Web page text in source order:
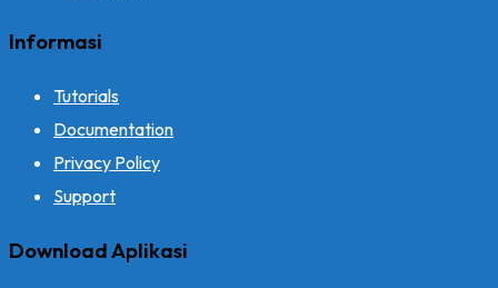
Informasi
Tutorials
Documentation
Privacy Policy
Support
Download Aplikasi